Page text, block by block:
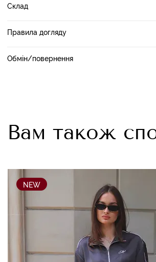
Склад
Правила догляду
Обмін/повернення
Вам також
NEW